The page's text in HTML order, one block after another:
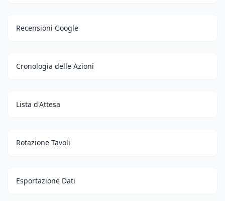
Recensioni Google
Cronologia delle Azioni
Lista d'Attesa
Rotazione Tavoli
Esportazione Dati